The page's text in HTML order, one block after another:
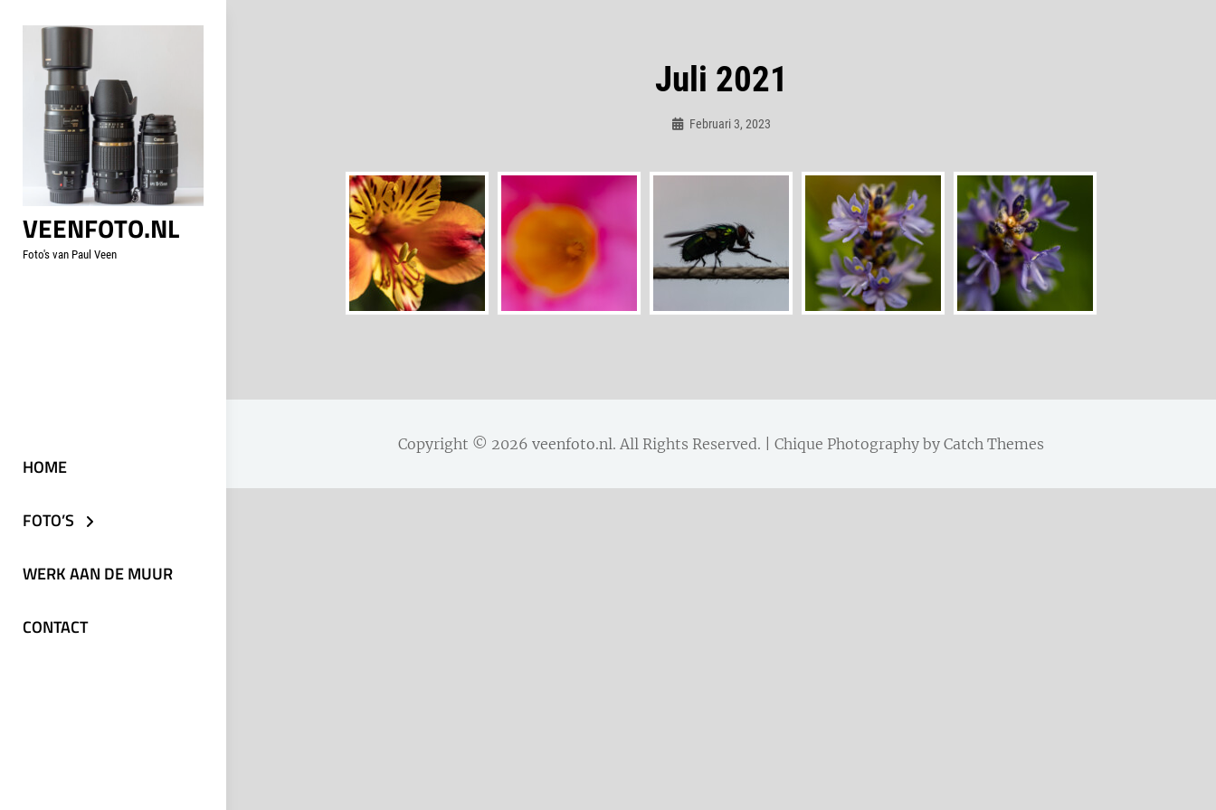
content
VEENFOTO.NL
Foto's van Paul Veen
HOME
FOTO’S
WERK AAN DE MUUR
CONTACT
Juli 2021
Februari 3, 2023
Copyright © 2026 veenfoto.nl. All Rights Reserved. | Chique Photography by Catch Themes